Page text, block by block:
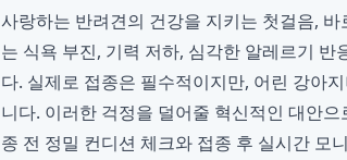
사랑하는 반려견의 건강을 지키는 첫걸음,
는 식욕 부진, 기력 저하, 심각한 알레르기 반
다. 실제로 접종은 필수적이지만, 어린 강아
니다. 이러한 걱정을 덜어줄 혁신적인 대안
종 전 정밀 컨디션 체크와 접종 후 실시간 모